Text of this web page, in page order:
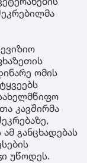
ომის
კავშირმა
განცხადებას
უწოდეს.